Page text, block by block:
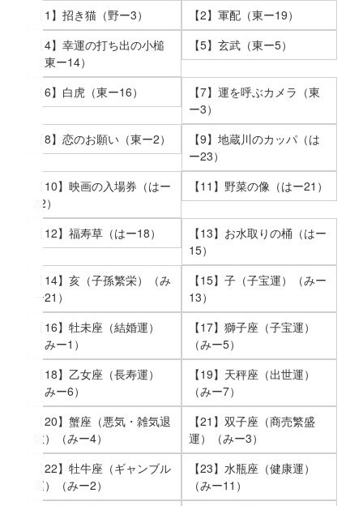
【1】招き猫（野ー3）
【2】軍配（東ー19）
【4】幸運の打ち出の小槌
（東ー14）
【5】玄武（東ー5）
【6】白虎（東ー16）
【7】運を呼ぶカメラ（東
ー3）
【8】恋のお願い（東ー2）
【9】地蔵川のカッパ（は
ー23）
【10】映画の入場券（はー
22）
【11】野菜の像（はー21）
【12】福寿草（はー18）
【13】お水取りの桶（はー
15）
【14】亥（子孫繁栄）（み
ー21）
【15】子（子宝運）（みー
13）
【16】牡未座（結婚運）
（みー1）
【17】獅子座（子宝運）
（みー5）
【18】乙女座（長寿運）
（みー6）
【19】天秤座（出世運）
（みー7）
【20】蟹座（悪気・雑気退
散）（みー4）
【21】双子座（商売繁盛
運）（みー3）
【22】牡牛座（ギャンブル
運）（みー2）
【23】水瓶座（健康運）
（みー11）